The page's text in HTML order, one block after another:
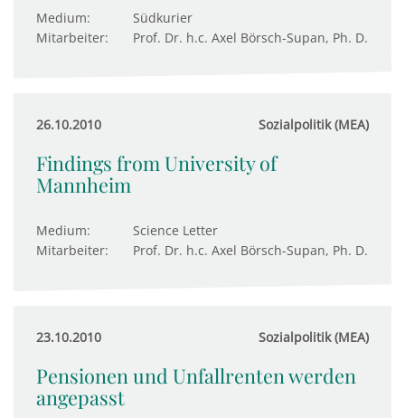
Medium:
Südkurier
Mitarbeiter:
Prof. Dr. h.c. Axel Börsch-Supan, Ph. D.
26.10.2010 Sozialpolitik (MEA)
Findings from University of
Mannheim
Medium:
Science Letter
Mitarbeiter:
Prof. Dr. h.c. Axel Börsch-Supan, Ph. D.
23.10.2010 Sozialpolitik (MEA)
Pensionen und Unfallrenten werden
angepasst